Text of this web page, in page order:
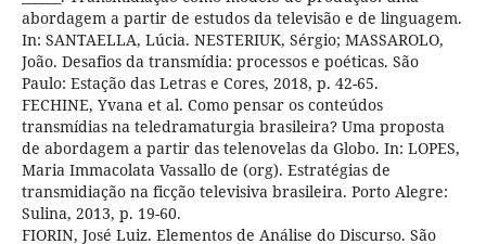
abordagem a partir de estudos da televisão e de linguagem.
In: SANTAELLA, Lúcia. NESTERIUK, Sérgio; MASSAROLO,
João. Desafios da transmídia: processos e poéticas. São
Paulo: Estação das Letras e Cores, 2018, p. 42-65.
FECHINE, Yvana et al. Como pensar os conteúdos
transmídias na teledramaturgia brasileira? Uma proposta
de abordagem a partir das telenovelas da Globo. In: LOPES,
Maria Immacolata Vassallo de (org). Estratégias de
transmidiação na ficção televisiva brasileira. Porto Alegre:
Sulina, 2013, p. 19-60.
FIORIN, José Luiz. Elementos de Análise do Discurso. São